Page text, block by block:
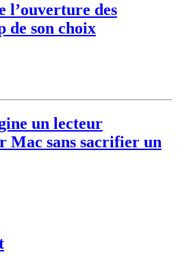
l’ouverture des
de son choix
un lecteur
Mac sans sacrifier un